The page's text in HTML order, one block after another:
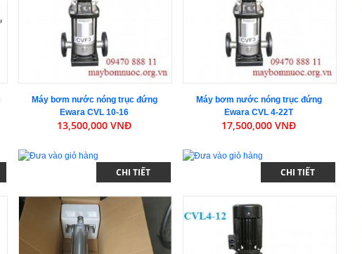
Máy bơm nước nóng trục đứng
Ewara CVL 10-16
13,500,000 VNĐ
CHI TIẾT
Máy bơm nước nóng trục đứng
Ewara CVL 4-22T
17,500,000 VNĐ
CHI TIẾT